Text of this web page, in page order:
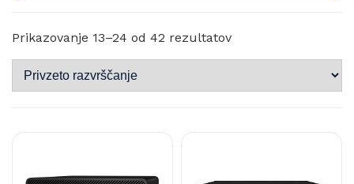
Prikazovanje 13–24 od 42 rezultatov